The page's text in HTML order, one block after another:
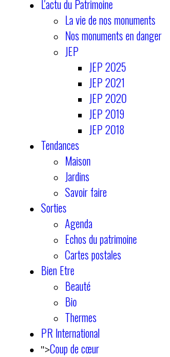
L'actu du Patrimoine
La vie de nos monuments
Nos monuments en danger
JEP
JEP 2025
JEP 2021
JEP 2020
JEP 2019
JEP 2018
Tendances
Maison
Jardins
Savoir faire
Sorties
Agenda
Echos du patrimoine
Cartes postales
Bien Etre
Beauté
Bio
Thermes
PR International
">Coup de cœur